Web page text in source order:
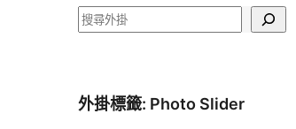
搜
外掛標籤: Photo Slider